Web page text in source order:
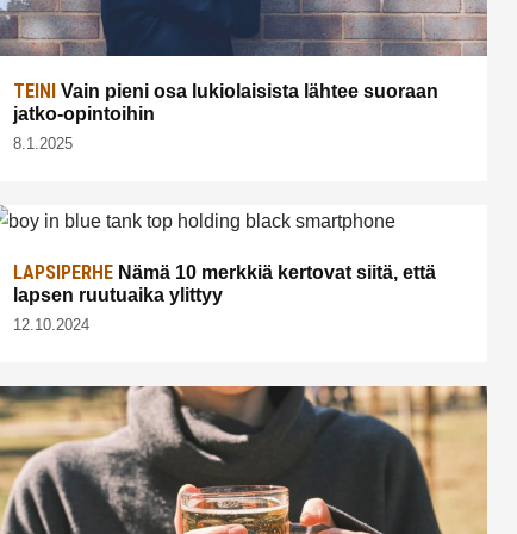
TEINI Vain pieni osa lukiolaisista lähtee suoraan
jatko-opintoihin
8.1.2025
LAPSIPERHE Nämä 10 merkkiä kertovat siitä, että
lapsen ruutuaika ylittyy
12.10.2024